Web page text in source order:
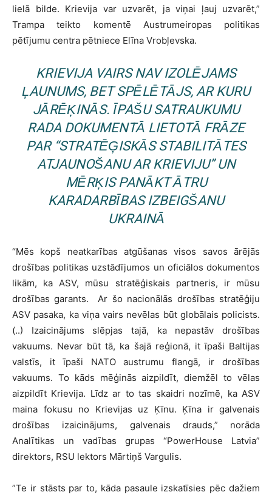
lielā bilde. Krievija var uzvarēt, ja viņai ļauj uzvarēt,”
Trampa teikto komentē Austrumeiropas politikas
pētījumu centra pētniece Elīna Vrobļevska.
KRIEVIJA VAIRS NAV IZOLĒJAMS
ĻAUNUMS, BET SPĒLĒTĀJS, AR KURU
JĀRĒĶINĀS. ĪPAŠU SATRAUKUMU
RADA DOKUMENTĀ LIETOTĀ FRĀZE
PAR “STRATĒĢISKĀS STABILITĀTES
ATJAUNOŠANU AR KRIEVIJU” UN
MĒRĶIS PANĀKT ĀTRU
KARADARBĪBAS IZBEIGŠANU
UKRAINĀ
“Mēs kopš neatkarības atgūšanas visos savos ārējās
drošības politikas uzstādījumos un oficiālos dokumentos
likām, ka ASV, mūsu stratēģiskais partneris, ir mūsu
drošības garants. Ar šo nacionālās drošības stratēģiju
ASV pasaka, ka viņa vairs nevēlas būt globālais policists.
(..) Izaicinājums slēpjas tajā, ka nepastāv drošības
vakuums. Nevar būt tā, ka šajā reģionā, it īpaši Baltijas
valstīs, it īpaši NATO austrumu flangā, ir drošības
vakuums. To kāds mēģinās aizpildīt, diemžēl to vēlas
aizpildīt Krievija. Līdz ar to tas skaidri nozīmē, ka ASV
maina fokusu no Krievijas uz Ķīnu. Ķīna ir galvenais
drošības izaicinājums, galvenais drauds,” norāda
Analītikas un vadības grupas “PowerHouse Latvia”
direktors, RSU lektors Mārtiņš Vargulis.
”Te ir stāsts par to, kāda pasaule izskatīsies pēc dažiem